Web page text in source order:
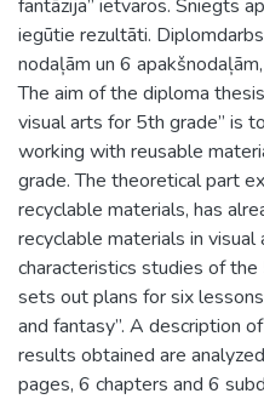
fantāzija” ietvaros. Sniegts
iegūtie rezultāti.
nodaļām un 6
The aim of the diploma
visual arts for 5th grade” is
working with reusable
grade. The theoretical part
recyclable materials, has
recyclable materials in
characteristics studies of
sets out plans for six
and fantasy”. A description
results obtained are
pages, 6 chapters and 6